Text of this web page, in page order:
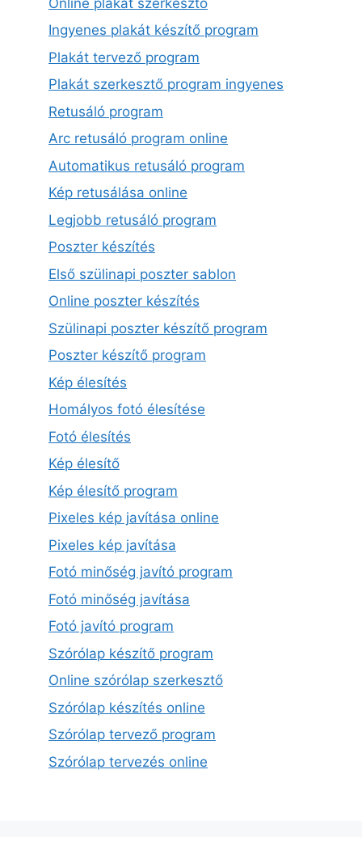
Ingyenes plakát készítő program
Plakát tervező program
Plakát szerkesztő program ingyenes
Retusáló program
Arc retusáló program online
Automatikus retusáló program
Kép retusálása online
Legjobb retusáló program
Poszter készítés
Első szülinapi poszter sablon
Online poszter készítés
Szülinapi poszter készítő program
Poszter készítő program
Kép élesítés
Homályos fotó élesítése
Fotó élesítés
Kép élesítő
Kép élesítő program
Pixeles kép javítása online
Pixeles kép javítása
Fotó minőség javító program
Fotó minőség javítása
Fotó javító program
Szórólap készítő program
Online szórólap szerkesztő
Szórólap készítés online
Szórólap tervező program
Szórólap tervezés online